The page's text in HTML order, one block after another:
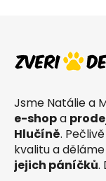
Jsme Natálie a
e-shopa
Hlučíně.
kvalitu a
jejich páníčků.